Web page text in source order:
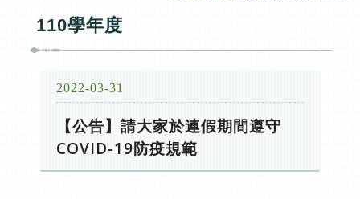
110學年度
2022-03-31
【公告】請大家於連假期間遵守
COVID-19防疫規範